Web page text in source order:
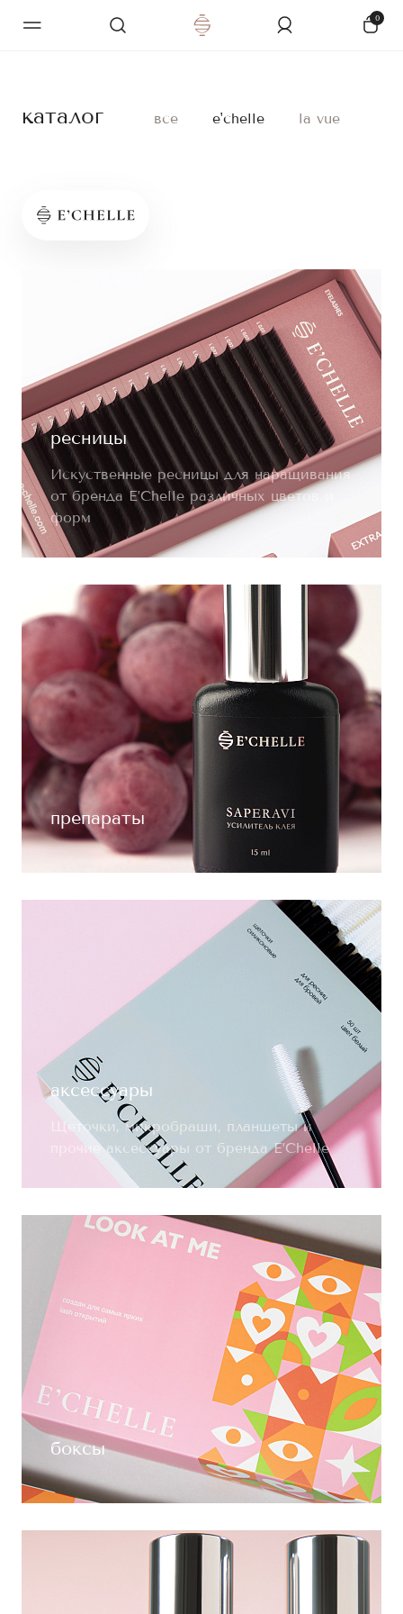
0
каталог все e'chelle la vue
ресницы
Искуственные ресницы для наращивания
от бренда E’Chelle различных цветов и
форм
препараты
аксессуары
Щеточки, микробраши, планшеты и
прочие аксессуары от бренда E’Chelle
боксы